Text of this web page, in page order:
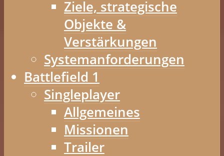
Ziele, strategische
Objekte &
Verstärkungen
Systemanforderungen
Battlefield 1
Singleplayer
Allgemeines
Missionen
Trailer